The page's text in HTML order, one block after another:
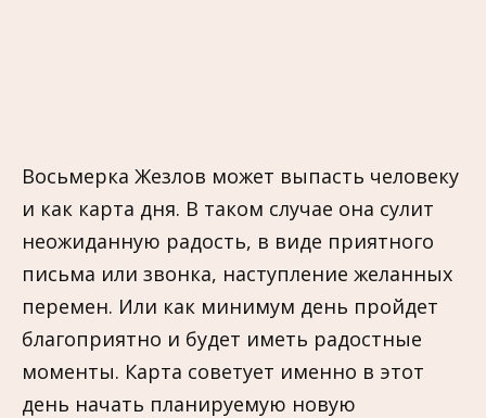
Восьмерка Жезлов может выпасть человеку
и как карта дня. В таком случае она сулит
неожиданную радость, в виде приятного
письма или звонка, наступление желанных
перемен. Или как минимум день пройдет
благоприятно и будет иметь радостные
моменты. Карта советует именно в этот
день начать планируемую новую